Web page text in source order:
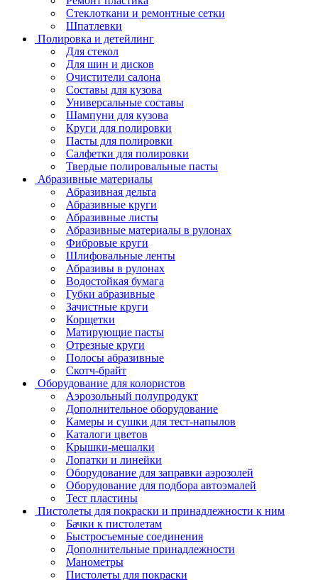
Стеклоткани и ремонтные сетки
Шпатлевки
Полировка и детейлинг
Для стекол
Для шин и дисков
Очистители салона
Составы для кузова
Универсальные составы
Шампуни для кузова
Круги для полировки
Пасты для полировки
Салфетки для полировки
Твердые полировальные пасты
Абразивные материалы
Абразивная дельта
Абразивные круги
Абразивные листы
Абразивные материалы в рулонах
Фибровые круги
Шлифовальные ленты
Абразивы в рулонах
Водостойкая бумага
Губки абразивные
Зачистные круги
Корщетки
Матирующие пасты
Отрезные круги
Полосы абразивные
Скотч-брайт
Оборудование для колористов
Аэрозольный полупродукт
Дополнительное оборудование
Камеры и сушки для тест-напылов
Каталоги цветов
Крышки-мешалки
Лопатки и линейки
Оборудование для заправки аэрозолей
Оборудование для подбора автоэмалей
Тест пластины
Пистолеты для покраски и принадлежности к ним
Бачки к пистолетам
Быстросъемные соединения
Дополнительные принадлежности
Манометры
Пистолеты для покраски